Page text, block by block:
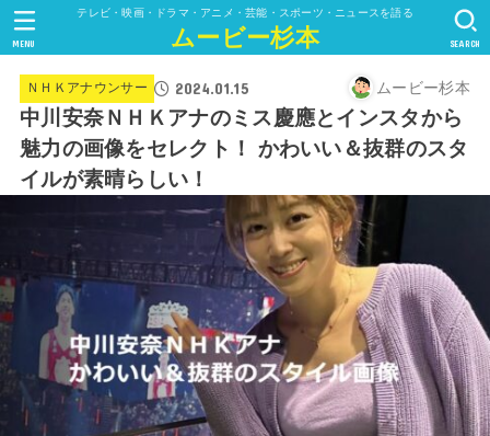
テレビ・映画・ドラマ・アニメ・芸能・スポーツ・ニュースを語る
ムービー杉本 SEARCH
MENU
ＮＨＫアナウンサー 2024.01.15 ムービー杉本
中川安奈ＮＨＫアナのミス慶應とインスタから
魅力の画像をセレクト！ かわいい＆抜群のスタ
イルが素晴らしい！